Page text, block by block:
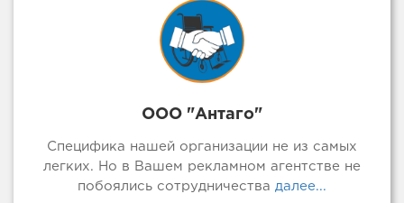
ООО "Антаго"
Специфика нашей организации не из самых
легких. Но в Вашем рекламном агентстве не
побоялись сотрудничества далее...